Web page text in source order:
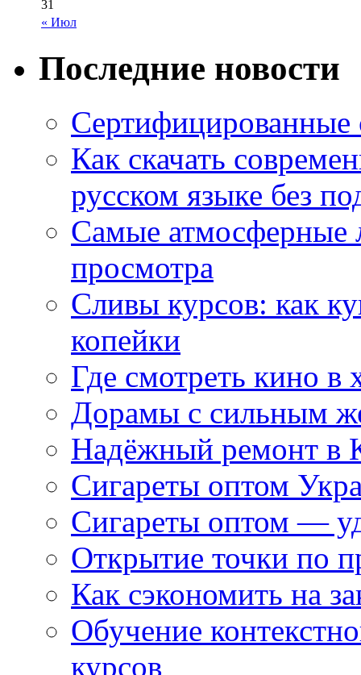
« Июл
31
Последние новости
Как скачать
русском языке без
Самые атмосферные
просмотра
Сливы курсов: как
копейки
Где смотреть кино в
Дорамы с сильным
Надёжный ремонт в
Сигареты оптом
Сигареты оптом —
Открытие точки по
Как сэкономить на
Обучение
курсов